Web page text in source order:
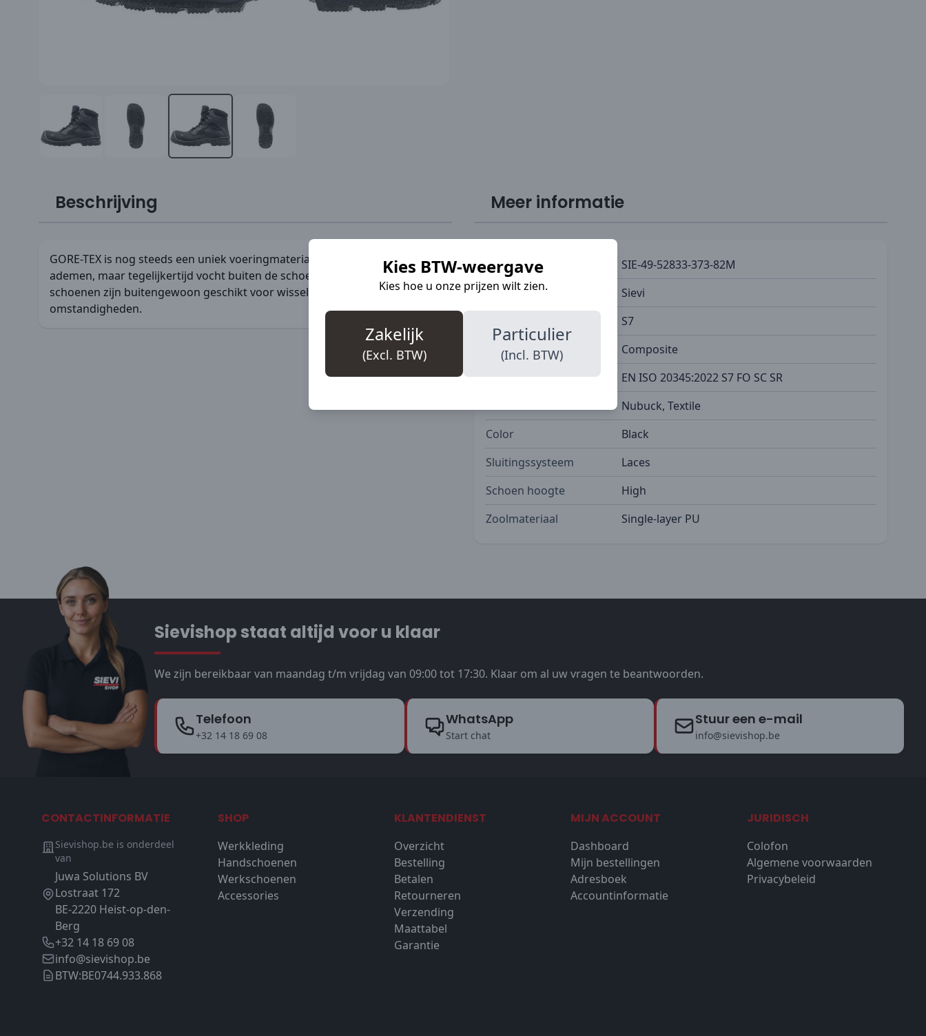
Kies BTW-weergave
Kies hoe u onze prijzen wilt zien.
Zakelijk
(Excl. BTW)
Particulier
(Incl. BTW)
Beschrijving
GORE-TEX is nog steeds een uniek voeringmateriaal, dat de voet laat
ademen, maar tegelijkertijd vocht buiten de schoen houdt. Sievi GORE-TEX
schoenen zijn buitengewoon geschikt voor wisselende, vochtige
omstandigheden.
Meer informatie
SKU
SIE-49-52833-373-82M
Merk
Sievi
S7
Teenbescherming
Composite
Veiligheidsklasse
EN ISO 20345:2022 S7 FO SC SR
Nubuck, Textile
Color
Black
Sluitingssysteem
Laces
Schoen hoogte
High
Zoolmateriaal
Single-layer PU
Sievishop staat altijd voor u klaar
We zijn bereikbaar van maandag t/m vrijdag van 09:00 tot 17:30. Klaar om al uw vragen te beantwoorden.
Telefoon
+32 14 18 69 08
WhatsApp
Start chat
Stuur een e-mail
info@sievishop.be
CONTACTINFORMATIE
Sievishop.be is onderdeel
van
Juwa Solutions BV
Lostraat 172
BE-2220 Heist-op-den-
Berg
+32 14 18 69 08
info@sievishop.be
BTW:BE0744.933.868
SHOP
Werkkleding
Handschoenen
Werkschoenen
Accessories
KLANTENDIENST
Overzicht
Bestelling
Betalen
Retourneren
Verzending
Maattabel
Garantie
MIJN ACCOUNT
Dashboard
Mijn bestellingen
Adresboek
Accountinformatie
JURIDISCH
Colofon
Algemene voorwaarden
Privacybeleid